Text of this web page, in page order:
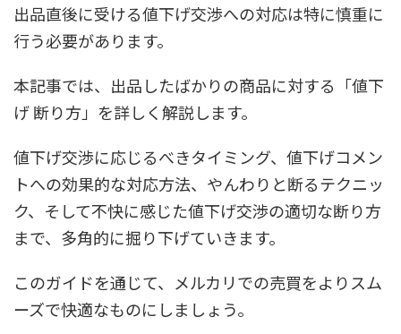
出品直後に受ける値下げ交渉への対応は特に慎重に
行う必要があります。
本記事では、出品したばかりの商品に対する「値下
げ 断り方」を詳しく解説します。
値下げ交渉に応じるべきタイミング、値下げコメン
トへの効果的な対応方法、やんわりと断るテクニッ
ク、そして不快に感じた値下げ交渉の適切な断り方
まで、多角的に掘り下げていきます。
このガイドを通じて、メルカリでの売買をよりスム
ーズで快適なものにしましょう。